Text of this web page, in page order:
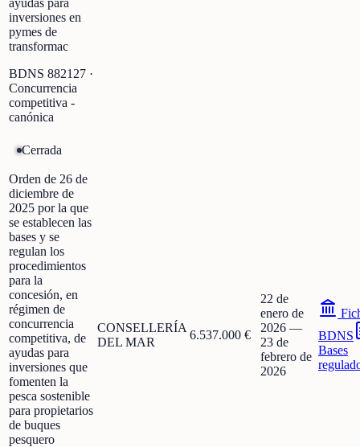
ayudas para
inversiones en
pymes de
transformac
BDNS 882127 ·
Concurrencia
competitiva -
canónica
Cerrada
Orden de 26 de
diciembre de
2025 por la que
se establecen las
bases y se
regulan los
procedimientos
para la
concesión, en
régimen de
concurrencia
competitiva, de
ayudas para
inversiones que
fomenten la
pesca sostenible
para propietarios
de buques
pesquero
CONSELLERÍA
DEL MAR
6.537.000 €
22 de
enero de
2026 —
23 de
febrero de
2026
BDNS
Bases